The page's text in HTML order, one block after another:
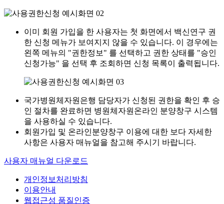
이미 회원 가입을 한 사용자는 첫 화면에서 백신연구 권
한 신청 메뉴가 보여지지 않을 수 있습니다. 이 경우에는
왼쪽 메뉴의 "권한정보" 를 선택하고 권한 상태를 "승인
신청가능" 을 선택 후 조회하면 신청 목록이 출력됩니다.
국가병원체자원은행 담당자가 신청된 권한을 확인 후 승
인 절차를 완료하면 병원체자원온라인 분양창구 시스템
을 사용하실 수 있습니다.
회원가입 및 온라인분양창구 이용에 대한 보다 자세한
사항은 사용자 매뉴얼을 참고해 주시기 바랍니다.
사용자 매뉴얼 다운로드
개인정보처리방침
이용안내
웹접근성 품질인증